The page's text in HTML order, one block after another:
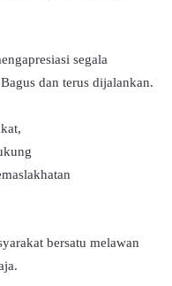
segala
dan terus dijalankan.
bersatu melawan